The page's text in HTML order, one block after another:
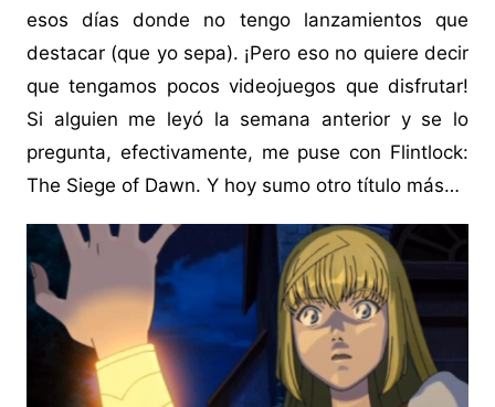
esos días donde no tengo lanzamientos que
destacar (que yo sepa). ¡Pero eso no quiere decir
que tengamos pocos videojuegos que disfrutar!
Si alguien me leyó la semana anterior y se lo
pregunta, efectivamente, me puse con Flintlock:
The Siege of Dawn. Y hoy sumo otro título más…